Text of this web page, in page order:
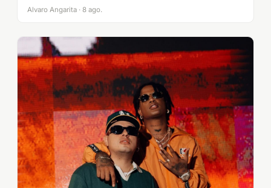
Alvaro Angarita · 8 ago.